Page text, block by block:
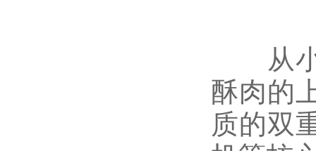
从小
酥肉的
质的双